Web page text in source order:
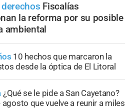
Fiscalías
la reforma por su posible
ambiental
10 hechos que marcaron la
desde la óptica de El Litoral
¿Qué se le pide a San Cayetano?
que vuelve a reunir a miles